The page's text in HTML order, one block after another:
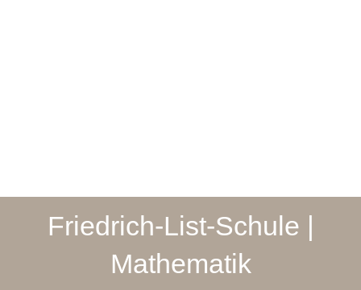
Friedrich-List-Schule |
Mathematik​